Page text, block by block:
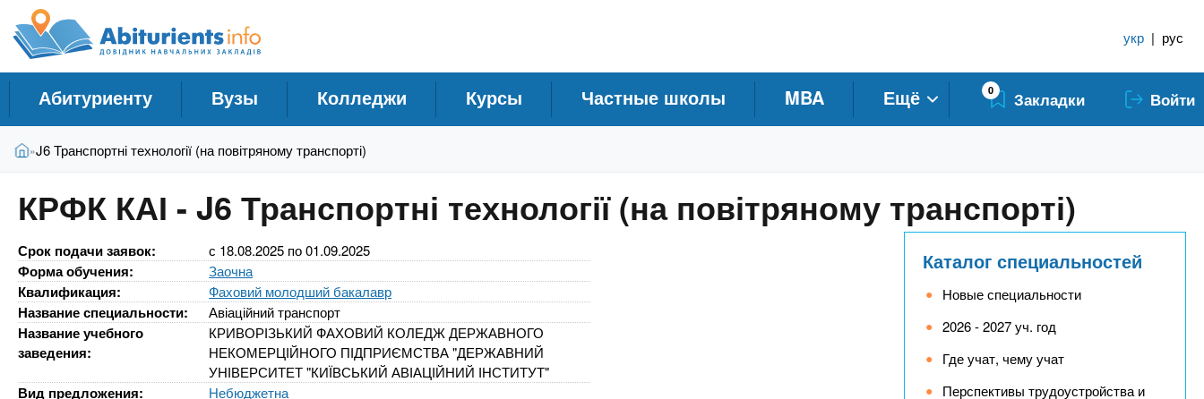
е
и
A
b
i
t
u
r
i
e
С
п
р
о
ч
и
к
У
ч
е
б
н
ы
укр | рус
Абитуриенту Вузы Колледжи Курсы Частные школы MBA Ещё 0 Закладки Войти
В
е
с
ь
Главная
»J6 Транспортні технології (на повітряному транспорті)
КРФК КАІ - J6 Транспортні технології (на повітряному транспорті)
Срок подачи заявок: с 18.08.2025 по01.09.2025
Форма обучения: Заочна
Квалификация: Фаховий молодший бакалавр
Название специальности: Авіаційний транспорт
Название учебного
заведения:
КРИВОРІЗЬКИЙ ФАХОВИЙ КОЛЕДЖ ДЕРЖАВНОГО
НЕКОМЕРЦІЙНОГО ПІДПРИЄМСТВА "ДЕРЖАВНИЙ
УНІВЕРСИТЕТ "КИЇВСЬКИЙ АВІАЦІЙНИЙ ІНСТИТУТ"
Вид предложения: Небюджетна
Каталог специальностей
Новые специальности
2026 - 2027 уч. год
Где учат, чему учат
Перспективы трудоустройства и